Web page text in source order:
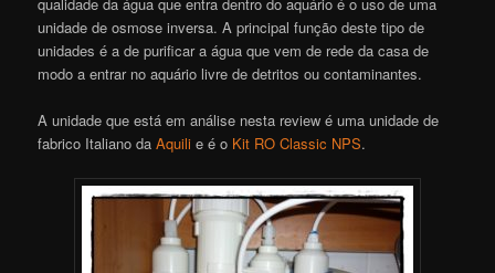
unidade de osmose inversa. A principal função deste tipo de
unidades é a de purificar a água que vem de rede da casa de
modo a entrar no aquário livre de detritos ou contaminantes.
A unidade que está em análise nesta review é uma unidade de
fabrico Italiano daAquili e é o Kit RO Classic NPS.